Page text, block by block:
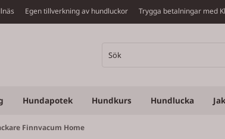
Egen tillverkning av hundluckor Trygga betalningar med
Hundapotek Hundkurs Hundlucka
Finnvacum Home